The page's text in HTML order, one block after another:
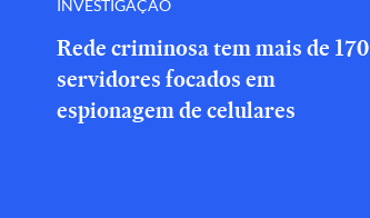
INVESTIGAÇÃO
Rede criminosa tem mais de 170
servidores focados em
espionagem de celulares